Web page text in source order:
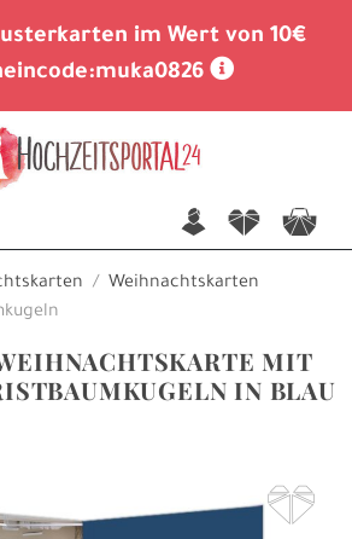
im Wert von 10€
muka0826
n f c
Weihnachtskarten
MIT
IN BLAU
F